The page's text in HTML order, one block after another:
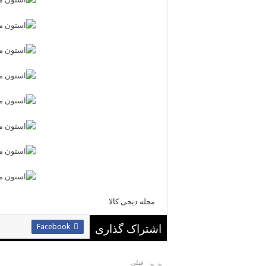
مجله دیجی کالا
اشتراک گذاری Facebook
قبلی